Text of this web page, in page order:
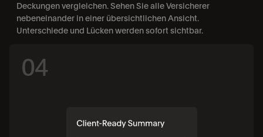
Deckungen vergleichen. Sehen Sie alle Versicherer
nebeneinander in einer übersichtlichen Ansicht.
Unterschiede und Lücken werden sofort sichtbar.
04